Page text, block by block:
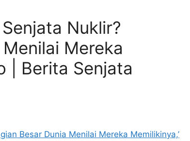
Nuklir?
Mereka
| Berita Senjata